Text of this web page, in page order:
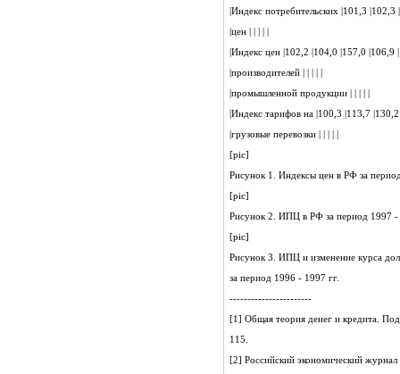
|цен | | | | |
|Индекс цен |102,2 |104,0 |157,0 |106,9 |
|производителей | | | | |
|промышленной продукции | | | | |
|грузовые перевозки | | | | |
[pic]
Рисунок 1. Индексы цен в РФ за
[pic]
Рисунок 2. ИПЦ в РФ за период 1997 -
[pic]
Рисунок 3. ИПЦ и изменение курса
за период 1996 - 1997 гг.
-----------------------
115.